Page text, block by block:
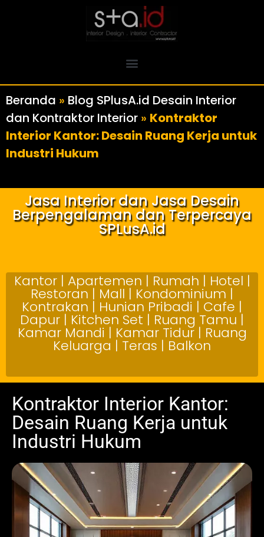
Beranda » Blog SPlusA.id Desain Interior
dan Kontraktor Interior » Kontraktor
Interior Kantor: Desain Ruang Kerja untuk
Industri Hukum
Jasa Interior dan Jasa Desain
Berpengalaman dan Terpercaya
SPLusA.id
Kantor | Apartemen | Rumah | Hotel |
Restoran | Mall | Kondominium |
Kontrakan | Hunian Pribadi | Cafe |
Dapur | Kitchen Set | Ruang Tamu |
Kamar Mandi | Kamar Tidur | Ruang
Keluarga | Teras | Balkon
Kontraktor Interior Kantor:
Desain Ruang Kerja untuk
Industri Hukum